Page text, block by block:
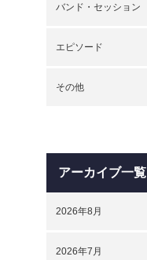
バンド・セッション
エピソード
その他
アーカイブ一覧
2026年8月
2026年7月